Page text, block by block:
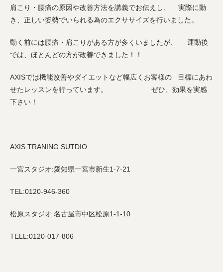
肩こり・腰痛の原因や改善方法を講義でお伝えし、 実際に動
き、正しい姿勢でいられる為のエクササイズを行いました。
動く前には腰痛・肩こりがある方が多くいましたが、 運動後
では、ほとんどの方が改善できました！！
AXISでは機能改善やダイエットなど幅広くお客様の 目標にあわ
せたレッスンを行っています。 ぜひ、効果を実感
下さい！
AXIS TRANING SUTDIO
一宮スタジオ:愛知県一宮市新生1-7-21
TEL:0120-946-360
松原スタジオ:名古屋市中区松原1-1-10
TELL:0120-017-806